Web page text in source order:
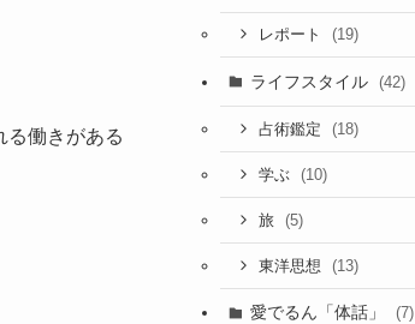
る働きがある
レポート (19)
ライフスタイル (42)
占術鑑定 (18)
学ぶ (10)
旅 (5)
東洋思想 (13)
愛でるん「体話」 (7)